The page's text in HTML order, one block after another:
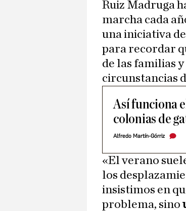
Ruiz Madruga
marcha cada
una iniciativa
para recordar
de las familias
circunstancias
Así funciona
colonias de
Alfredo Martín-Górriz
«El verano
los
insistimos en
problema, sino